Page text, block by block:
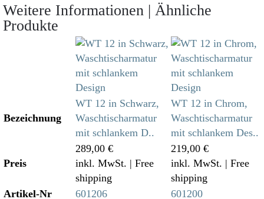
Weitere Informationen | Ähnliche
Produkte
Bezeichnung
WT 12 in Schwarz,
Waschtischarmatur
mit schlankem D..
WT 12 in Chrom,
Waschtischarmatur
mit schlankem Des..
Preis
289,00 €
inkl. MwSt. | Free
shipping
219,00 €
inkl. MwSt. | Free
shipping
Artikel-Nr
601206
601200